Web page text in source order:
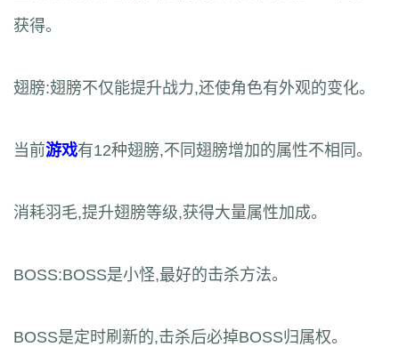
获得。
翅膀:翅膀不仅能提升战力,还使角色有外观的变化。
当前游戏有12种翅膀,不同翅膀增加的属性不相同。
消耗羽毛,提升翅膀等级,获得大量属性加成。
BOSS:BOSS是小怪,最好的击杀方法。
BOSS是定时刷新的,击杀后必掉BOSS归属权。